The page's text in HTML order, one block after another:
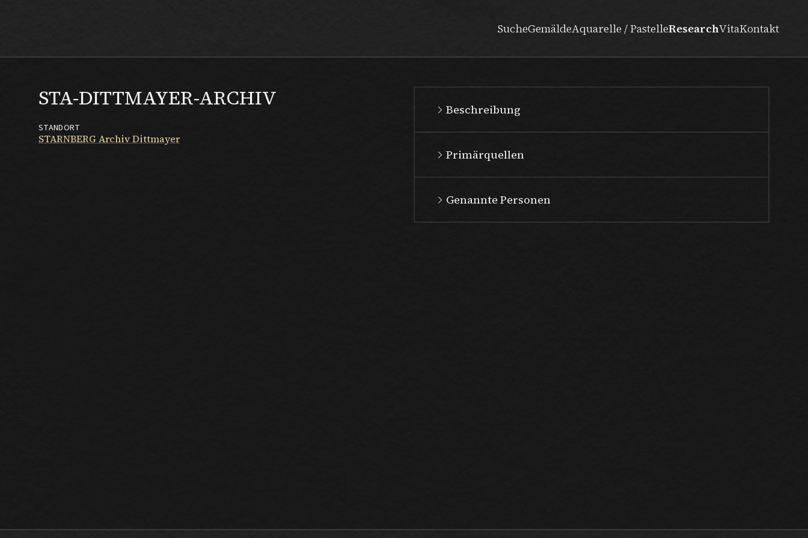
SucheGemäldeAquarelle / PastelleResearchVitaKontakt
STA-DITTMAYER-ARCHIV
STANDORT
STARNBERG Archiv Dittmayer
Beschreibung
Primärquellen
Genannte Personen